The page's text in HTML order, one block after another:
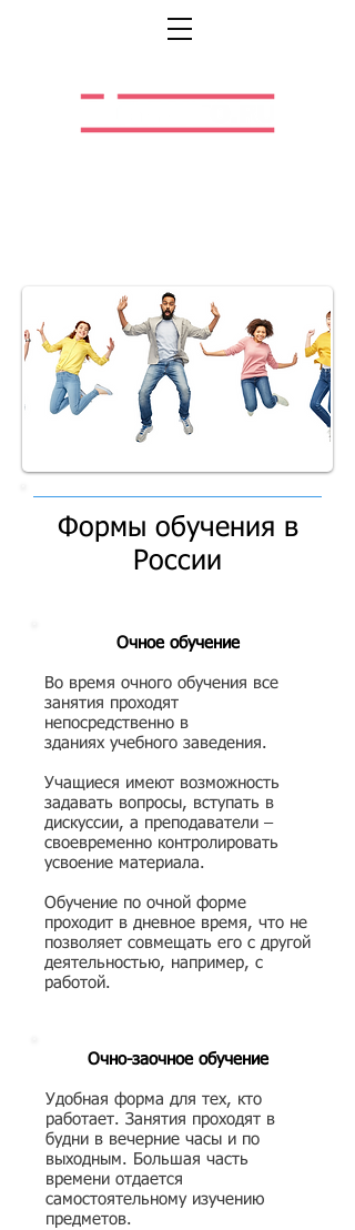
Формы обучения в
России
Очное обучение
Во время очного обучения все
занятия проходят
непосредственно в
зданиях учебного заведения.
Учащиеся имеют возможность
задавать вопросы, вступать в
дискуссии, а преподаватели –
своевременно контролировать
усвоение материала.
Обучение по очной форме
проходит в дневное время, что не
позволяет совмещать его с другой
деятельностью, например, с
работой.
Очно-заочное обучение
Удобная форма для тех, кто
работает. Занятия проходят в
будни в вечерние часы и по
выходным. Большая часть
времени отдается
самостоятельному изучению
предметов.